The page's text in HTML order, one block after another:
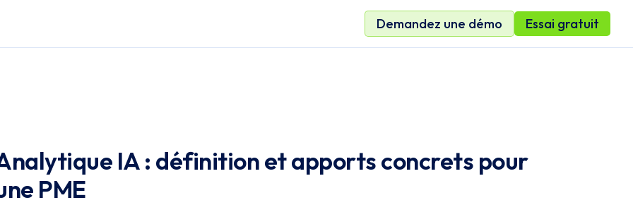
Demandez une démo Essai gratuit
IA : définition et apports concrets pour
PME